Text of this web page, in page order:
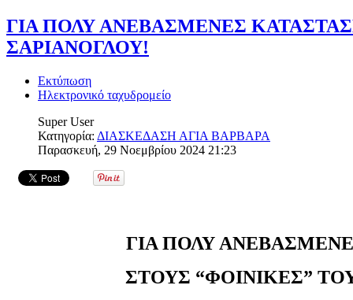
ΓΙΑ ΠΟΛΥ ΑΝΕΒΑΣΜΕΝΕΣ
ΣΑΡΙΑΝΟΓΛΟΥ!
Εκτύπωση
Ηλεκτρονικό ταχυδρομείο
Super User
Κατηγορία: ΔΙΑΣΚΕΔΑΣΗ ΑΓΙΑ ΒΑΡΒΑΡΑ
Παρασκευή, 29 Νοεμβρίου 2024 21:23
ΓΙΑ ΠΟΛΥ
ΣΤΟΥΣ “ΦΟΙΝΙΚΕΣ”